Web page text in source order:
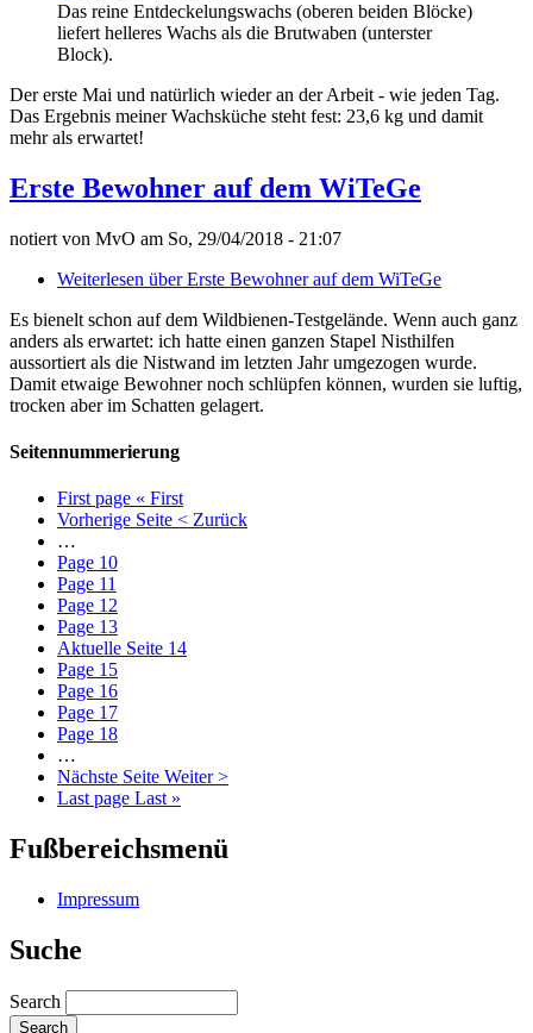
Das reine Entdeckelungswachs (oberen beiden Blöcke)
liefert helleres Wachs als die Brutwaben (unterster
Block).
Der erste Mai und natürlich wieder an der Arbeit - wie jeden Tag.
Das Ergebnis meiner Wachsküche steht fest: 23,6 kg und damit
mehr als erwartet!
Erste Bewohner auf dem WiTeGe
notiert von MvO am So, 29/04/2018 - 21:07
Weiterlesen über Erste Bewohner auf dem WiTeGe
Es bienelt schon auf dem Wildbienen-Testgelände. Wenn auch ganz
anders als erwartet: ich hatte einen ganzen Stapel Nisthilfen
aussortiert als die Nistwand im letzten Jahr umgezogen wurde.
Damit etwaige Bewohner noch schlüpfen können, wurden sie luftig,
trocken aber im Schatten gelagert.
Seitennummerierung
First page « First
Vorherige Seite < Zurück
…
Page 10
Page 11
Page 12
Page 13
Aktuelle Seite 14
Page 15
Page 16
Page 17
Page 18
…
Nächste Seite Weiter >
Last page Last »
Fußbereichsmenü
Impressum
Suche
Search